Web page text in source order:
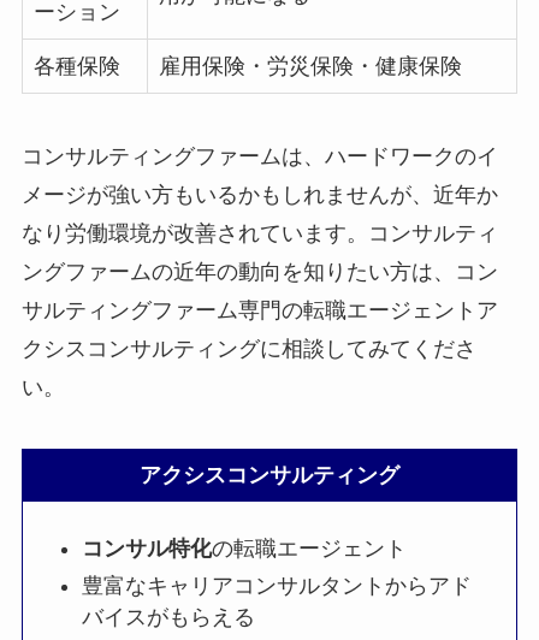
ーション
各種保険 雇用保険・労災保険・健康保険
コンサルティングファームは、ハードワークのイ
メージが強い方もいるかもしれませんが、近年か
なり労働環境が改善されています。コンサルティ
ングファームの近年の動向を知りたい方は、コン
サルティングファーム専門の転職エージェントア
クシスコンサルティングに相談してみてくださ
い。
アクシスコンサルティング
コンサル特化の転職エージェント
豊富なキャリアコンサルタントからアド
バイスがもらえる